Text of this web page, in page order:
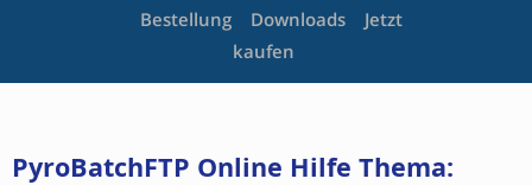
Bestellung
Downloads
Jetzt
kaufen
PyroBatchFTP Online Hilfe Thema: